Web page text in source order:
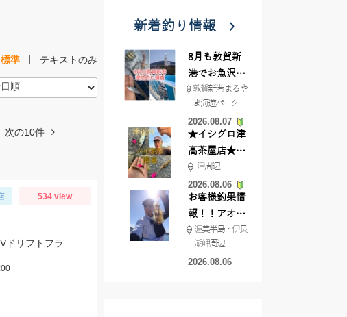
標準 テキストのみ
次の10件
534 view
新着釣り情報
8月も敦賀新
港でお魚沢山
♪ イシグロ彦
根店
敦賀新港 まるや
ま海遊パーク
2026.08.07
★イシグロ津
高茶屋店★津
近郊ハゼ釣れ
てます！
津周辺
2026.08.06
お客様釣果情
報！！アオリ
イカが釣れ始
めています！
渥美半島・伊良
湖岬周辺
2026.08.06